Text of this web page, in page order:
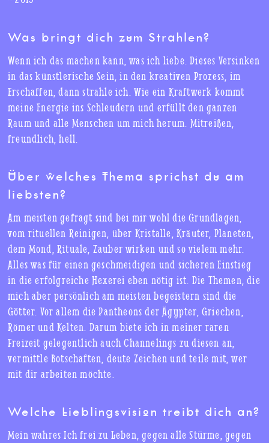
Was bringt dich zum Strahlen?
Wenn ich das machen kann, was ich liebe. Dieses Versinken
in das künstlerische Sein, in den kreativen Prozess, im
Erschaffen, dann strahle ich. Wie ein Kraftwerk kommt
meine Energie ins Schleudern und erfüllt den ganzen
Raum und alle Menschen um mich herum. Mitreißen,
freundlich, hell.
Über welches Thema sprichst du am
liebsten?
Am meisten gefragt sind bei mir wohl die Grundlagen,
vom rituellen Reinigen, über Kristalle, Kräuter, Planeten,
dem Mond, Rituale, Zauber wirken und so vielem mehr.
Alles was für einen geschmeidigen und sicheren Einstieg
in die erfolgreiche Hexerei eben nötig ist. Die Themen, die
mich aber persönlich am meisten begeistern sind die
Götter. Vor allem die Pantheons der Ägypter, Griechen,
Römer und Kelten. Darum biete ich in meiner raren
Freizeit gelegentlich auch Channelings zu diesen an,
vermittle Botschaften, deute Zeichen und teile mit, wer
mit dir arbeiten möchte.
Welche Lieblingsvision treibt dich an?
Mein wahres Ich frei zu Leben, gegen alle Stürme, gegen